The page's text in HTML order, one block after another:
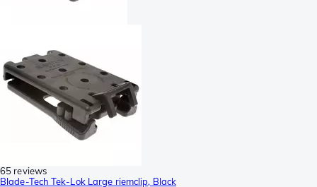
65 reviews
Blade-Tech Tek-Lok Large riemclip, Black